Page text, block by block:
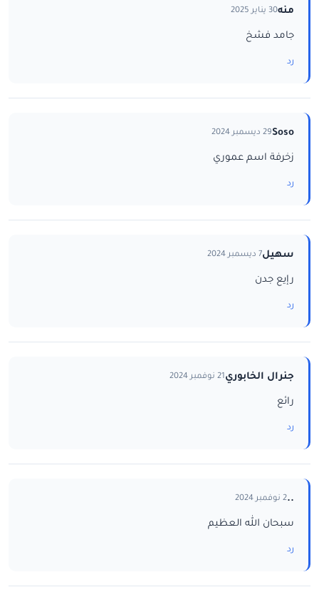
منه30 يناير 2025
جامد فشخ
رد
Soso29 ديسمبر 2024
زخرفة اسم عموري
رد
سهيل7 ديسمبر 2024
رإيع جدن
رد
جنرال الخابوري21 نوفمبر 2024
رائع
رد
..2 نوفمبر 2024
سبحان الله العظيم
رد